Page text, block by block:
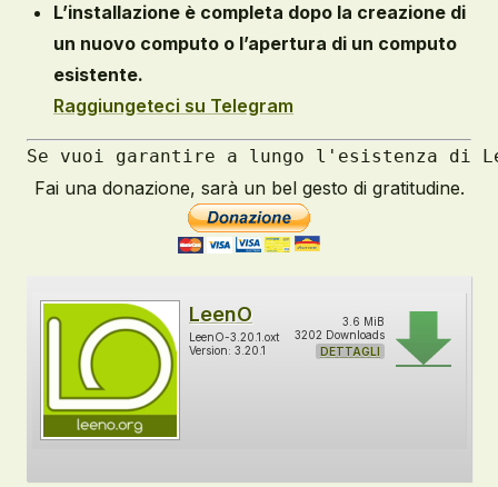
L’installazione è completa dopo la creazione di
un nuovo computo o l’apertura di un computo
esistente.
Raggiungeteci su Telegram
Se vuoi garantire a lungo l'esistenza di
Fai una donazione, sarà un bel gesto di gratitudine.
LeenO
LeenO-3.20.1.oxt
Version: 3.20.1
3.6 MiB
3202 Downloads
DETTAGLI